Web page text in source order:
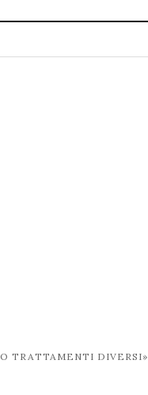
TRATTAMENTI DIVERSI»